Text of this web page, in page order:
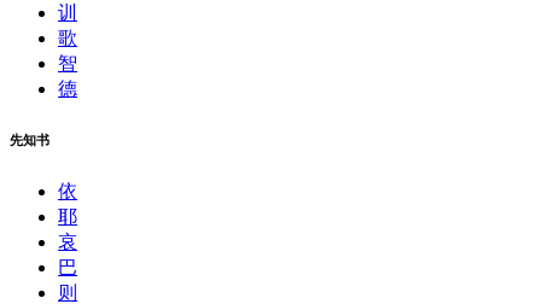
训
歌
智
德
先知书
依
耶
哀
巴
则